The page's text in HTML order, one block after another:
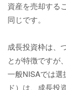
資産を売却する
同じです。
成長投資枠は、
とが特徴ですが
一般NISAでは選
ド）は、成長投